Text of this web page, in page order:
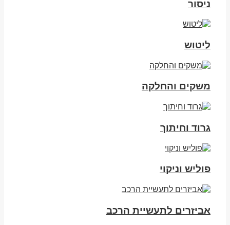
ניסור
ליטוש
משקים והחלקה
גרוד וחיתוך
פוליש וניקוי
אביזרים לתעשיית הרכב